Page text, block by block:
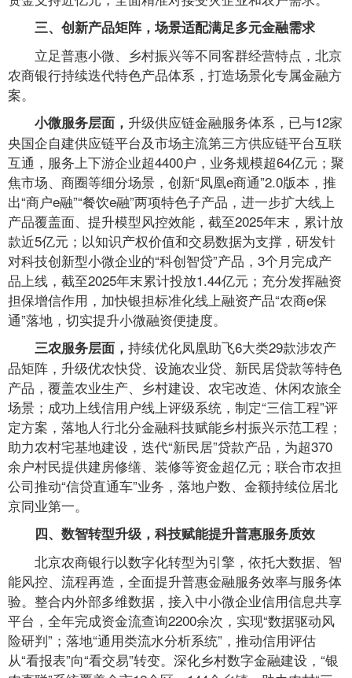
三、创新产品矩阵，场景适配满足多元金融需求
立足普惠小微、乡村振兴等不同客群经营特点，北京
农商银行持续迭代特色产品体系，打造场景化专属金融方
案。
小微服务层面， 升级供应链金融服务体系，已与12家
央国企自建供应链平台及市场主流第三方供应链平台互联
互通，服务上下游企业超4400户，业务规模超64亿元；聚
焦市场、商圈等细分场景，创新“凤凰e商通”2.0版本，推
出“商户e融”“餐饮e融”两项特色子产品，进一步扩大线上
产品覆盖面、提升模型风控效能，截至2025年末，累计放
款近5亿元；以知识产权价值和交易数据为支撑，研发针
对科技创新型小微企业的“科创智贷”产品，3个月完成产
品上线，截至2025年末累计投放1.44亿元；充分发挥融资
担保增信作用，加快银担标准化线上融资产品“农商e保
通”落地，切实提升小微融资便捷度。
三农服务层面， 持续优化凤凰助飞6大类29款涉农产
品矩阵，升级优农快贷、设施农业贷、新民居贷款等特色
产品，覆盖农业生产、乡村建设、农宅改造、休闲农旅全
场景；成功上线信用户线上评级系统，制定“三信工程”评
定方案，落地人行北分金融科技赋能乡村振兴示范工程；
助力农村宅基地建设，迭代“新民居”贷款产品，为超370
余户村民提供建房修缮、装修等资金超亿元；联合市农担
公司推动“信贷直通车”业务，落地户数、金额持续位居北
京同业第一。
四、数智转型升级，科技赋能提升普惠服务质效
北京农商银行以数字化转型为引擎，依托大数据、智
能风控、流程再造，全面提升普惠金融服务效率与服务体
验。整合内外部多维数据，接入中小微企业信用信息共享
平台，全年完成资金流查询2200余次，实现“数据驱动风
险研判”；落地“通用类流水分析系统”，推动信用评估
从“看报表”向“看交易”转变。深化乡村数字金融建设，“银